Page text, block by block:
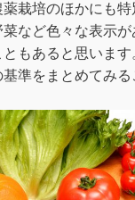
栽培のほかにも
など色々な表示
もあると思います
準をまとめてみる